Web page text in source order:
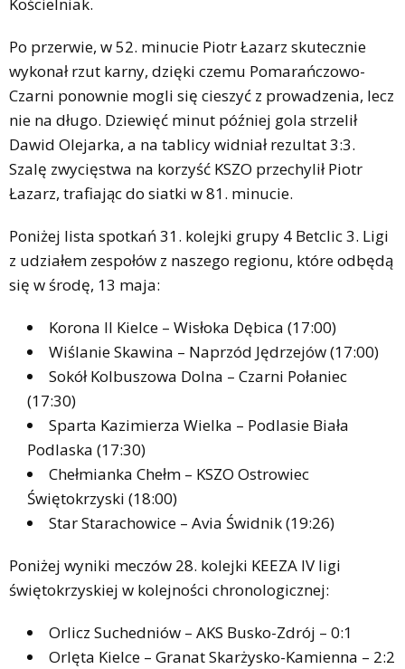
Po przerwie, w 52. minucie Piotr Łazarz skutecznie
wykonał rzut karny, dzięki czemu Pomarańczowo-
Czarni ponownie mogli się cieszyć z prowadzenia, lecz
nie na długo. Dziewięć minut później gola strzelił
Dawid Olejarka, a na tablicy widniał rezultat 3:3.
Szalę zwycięstwa na korzyść KSZO przechylił Piotr
Łazarz, trafiając do siatki w 81. minucie.
Poniżej lista spotkań 31. kolejki grupy 4 Betclic 3. Ligi
z udziałem zespołów z naszego regionu, które odbędą
się w środę, 13 maja:
Korona II Kielce – Wisłoka Dębica (17:00)
Wiślanie Skawina – Naprzód Jędrzejów (17:00)
Sokół Kolbuszowa Dolna – Czarni Połaniec
(17:30)
Sparta Kazimierza Wielka – Podlasie Biała
Podlaska (17:30)
Chełmianka Chełm – KSZO Ostrowiec
Świętokrzyski (18:00)
Star Starachowice – Avia Świdnik (19:26)
Poniżej wyniki meczów 28. kolejki KEEZA IV ligi
świętokrzyskiej w kolejności chronologicznej:
Orlicz Suchedniów – AKS Busko-Zdrój – 0:1
Orlęta Kielce – Granat Skarżysko-Kamienna – 2:2